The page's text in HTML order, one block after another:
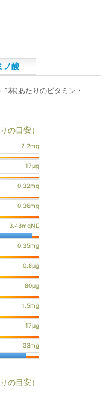
ノ酸
杯)あたりのビタミン・
の目安）
の目安）